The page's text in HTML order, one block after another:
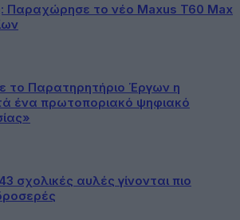
Παραχώρησε το νέο Maxus T60 Max
το Παρατηρητήριο Έργων η
ένα πρωτοποριακό ψηφιακό
σχολικές αυλές γίνονται πιο